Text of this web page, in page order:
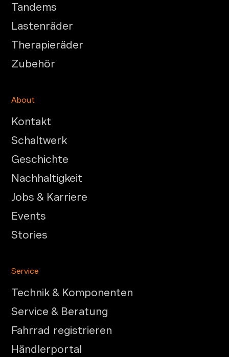
Tandems
Lastenräder
Therapieräder
Zubehör
About
Kontakt
Schaltwerk
Geschichte
Nachhaltigkeit
Jobs & Karriere
Events
Stories
Service
Technik & Komponenten
Service & Beratung
Fahrrad registrieren
Händlerportal